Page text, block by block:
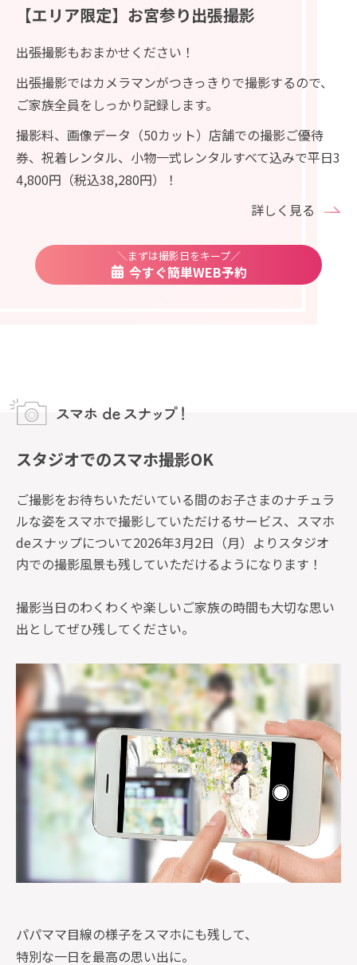
【エリア限定】お宮参り出張撮影
出張撮影もおまかせください！
出張撮影ではカメラマンがつきっきりで撮影するので、
ご家族全員をしっかり記録します。
撮影料、画像データ（50カット）店舗での撮影ご優待
券、祝着レンタル、小物一式レンタルすべて込みで平日3
4,800円（税込38,280円）！
詳しく見る
＼まずは撮影日をキープ／
今すぐ簡単WEB予約
スタジオでのスマホ撮影OK
ご撮影をお待ちいただいている間のお子さまのナチュラ
ルな姿をスマホで撮影していただけるサービス、スマホ
deスナップについて2026年3月2日（月）よりスタジオ
内での撮影風景も残していただけるようになります！
撮影当日のわくわくや楽しいご家族の時間も大切な思い
出としてぜひ残してください。
パパママ目線の様子をスマホにも残して、
特別な一日を最高の思い出に。